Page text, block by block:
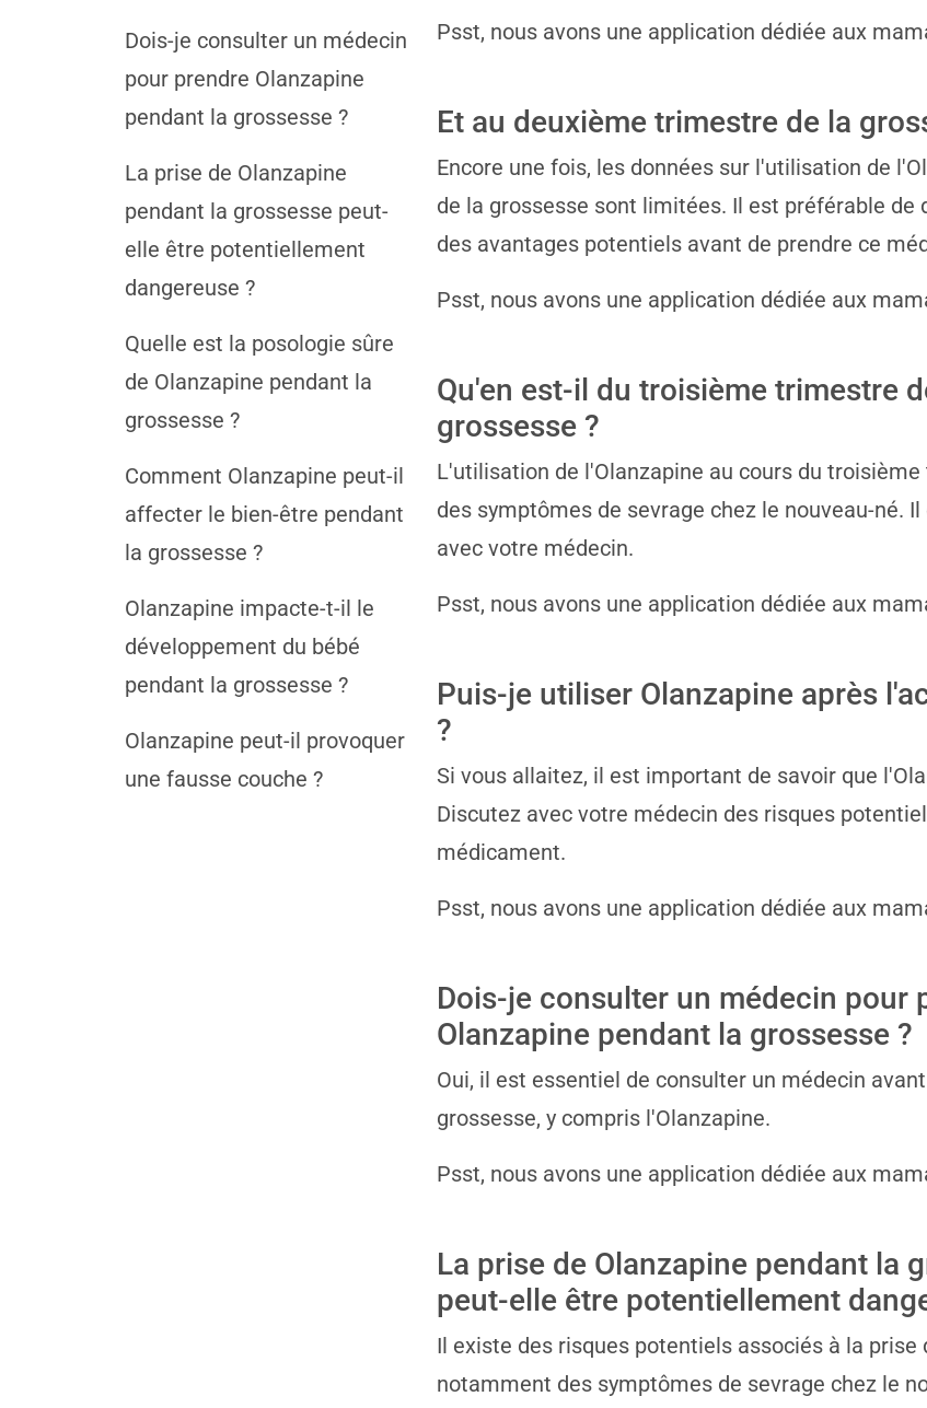
Dois-je consulter un médecin
pour prendre Olanzapine
pendant la grossesse ?
La prise de Olanzapine
pendant la grossesse peut-
elle être potentiellement
dangereuse ?
Quelle est la posologie sûre
de Olanzapine pendant la
grossesse ?
Comment Olanzapine peut-il
affecter le bien-être pendant
la grossesse ?
Olanzapine impacte-t-il le
développement du bébé
pendant la grossesse ?
Olanzapine peut-il provoquer
une fausse couche ?
Psst, nous avons une application dédiée aux
Et au deuxième trimestre de la
Encore une fois, les données sur l'utilisation de
de la grossesse sont limitées. Il est préférable
des avantages potentiels avant de prendre ce
Psst, nous avons une application dédiée aux
Qu'en est-il du troisième trimestre
grossesse ?
L'utilisation de l'Olanzapine au cours du
des symptômes de sevrage chez le nouveau-né.
avec votre médecin.
Psst, nous avons une application dédiée aux
Puis-je utiliser Olanzapine après
?
Si vous allaitez, il est important de savoir que
Discutez avec votre médecin des risques
médicament.
Psst, nous avons une application dédiée aux
Dois-je consulter un médecin pour
Olanzapine pendant la grossesse ?
Oui, il est essentiel de consulter un médecin
grossesse, y compris l'Olanzapine.
Psst, nous avons une application dédiée aux
La prise de Olanzapine pendant la
peut-elle être potentiellement
Il existe des risques potentiels associés à la
notamment des symptômes de sevrage chez le